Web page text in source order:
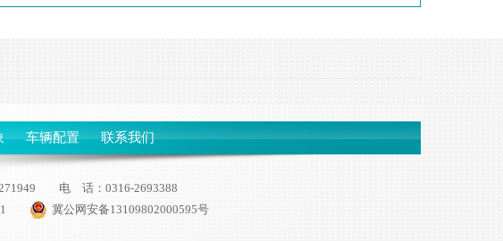
车辆配置 联系我们
电 话：0316-2693388
冀公网安备13109802000595号